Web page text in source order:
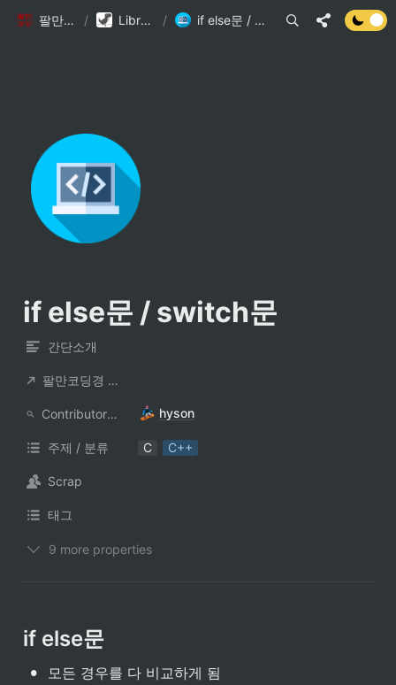
팔만코딩경 / Library DB / if else문 / switch문
if else문 / switch문
간단소개
팔만코딩경 컨트리뷰터
ContributorNotionAccount hyson
주제 / 분류 C C++
Scrap
태그
9 more properties
if else문
• 모든 경우를 다 비교하게 됨